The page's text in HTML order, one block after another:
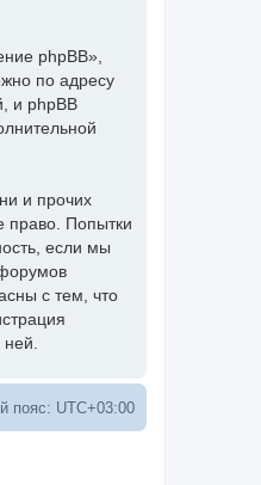
phpBB»,
по адресу
и phpBB
и прочих
право. Попытки
если мы
с тем, что
пояс: UTC+03:00